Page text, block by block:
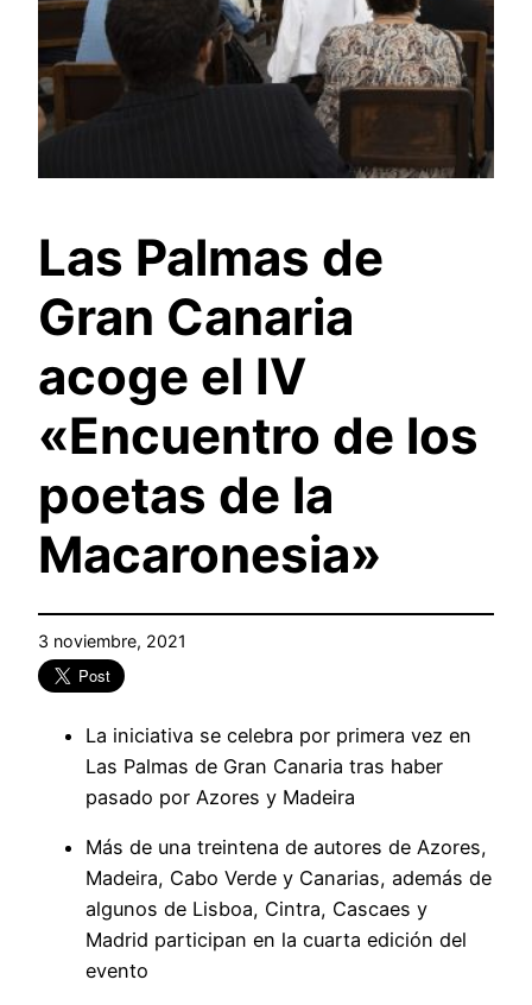
Las Palmas de
Gran Canaria
acoge el IV
«Encuentro de los
poetas de la
Macaronesia»
3 noviembre, 2021
La iniciativa se celebra por primera vez en
Las Palmas de Gran Canaria tras haber
pasado por Azores y Madeira
Más de una treintena de autores de Azores,
Madeira, Cabo Verde y Canarias, además de
algunos de Lisboa, Cintra, Cascaes y
Madrid participan en la cuarta edición del
evento